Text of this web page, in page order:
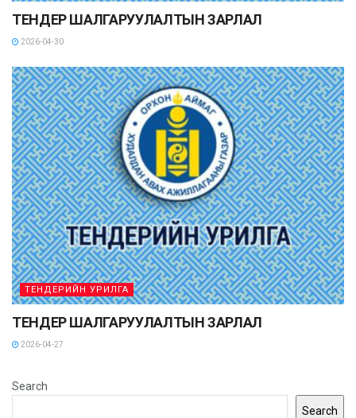
ТЕНДЕР ШАЛГАРУУЛАЛТЫН ЗАРЛАЛ
2026-04-30
ТЕНДЕРИЙН УРИЛГА
ТЕНДЕР ШАЛГАРУУЛАЛТЫН ЗАРЛАЛ
2026-04-27
Search
Search